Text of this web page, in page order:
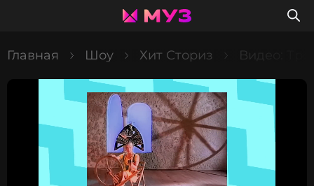
Главная Шоу Хит Сториз Видео: